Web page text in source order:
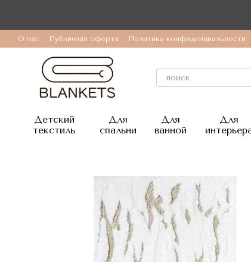
О нас Публичная оферта Политика конфиденциальности
Детский
текстиль
Для
спальни
Для
ванной
Для